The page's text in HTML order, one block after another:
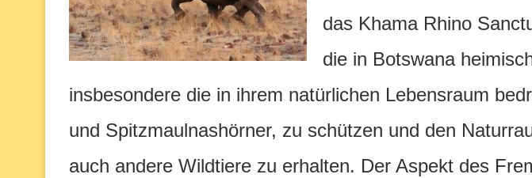
das Khama Rhino
die in Botswana
insbesondere die in ihrem natürlichen Lebensraum
und Spitzmaulnashörner, zu schützen und den
auch andere Wildtiere zu erhalten. Der Aspekt des